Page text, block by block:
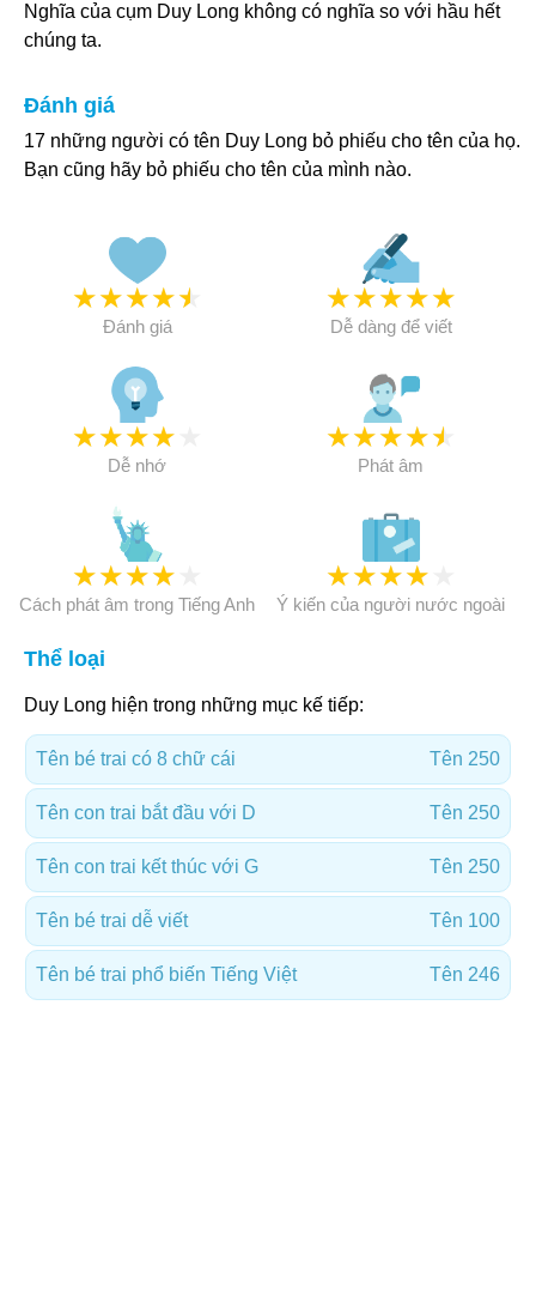
Nghĩa của cụm Duy Long không có nghĩa so với hầu hết
chúng ta.
Đánh giá
17 những người có tên Duy Long bỏ phiếu cho tên của họ.
Bạn cũng hãy bỏ phiếu cho tên của mình nào.
★★★★★
Đánh giá
★★★★★
Dễ dàng để viết
★★★★
Dễ nhớ
★★★★★
Phát âm
★★★★
Cách phát âm trong Tiếng Anh
★★★★
Ý kiến của người nước ngoài
Thể loại
Duy Long hiện trong những mục kế tiếp:
Tên bé trai có 8 chữ cái Tên 250
Tên con trai bắt đầu với D Tên 250
Tên con trai kết thúc với G Tên 250
Tên bé trai dễ viết Tên 100
Tên bé trai phổ biến Tiếng Việt Tên 246